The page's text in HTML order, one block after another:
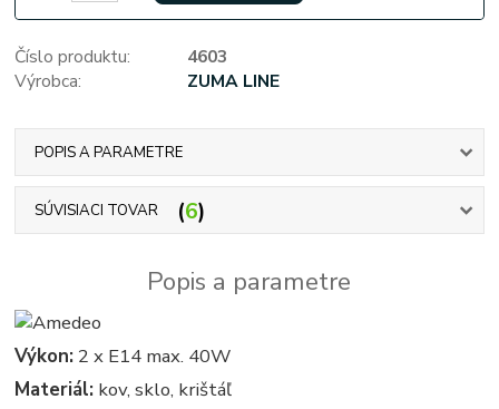
Číslo produktu:
4603
Výrobca:
ZUMA LINE
POPIS A PARAMETRE
SÚVISIACI TOVAR 6
Popis a parametre
Výkon: 2 x E14 max. 40W
Materiál: kov, sklo, krištáľ